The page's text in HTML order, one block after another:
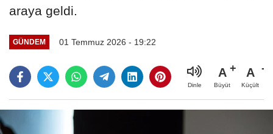
araya geldi.
GÜNDEM 01 Temmuz 2026 - 19:22
Dinle
A
Büyüt
A
Küçült